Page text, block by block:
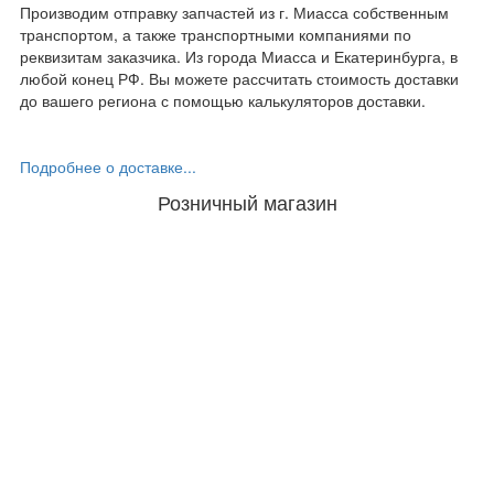
Производим отправку запчастей из г. Миасса собственным
транспортом, а также транспортными компаниями по
реквизитам заказчика. Из города Миасса и Екатеринбурга, в
любой конец РФ. Вы можете рассчитать стоимость доставки
до вашего региона с помощью калькуляторов доставки.
Подробнее о доставке...
Розничный магазин